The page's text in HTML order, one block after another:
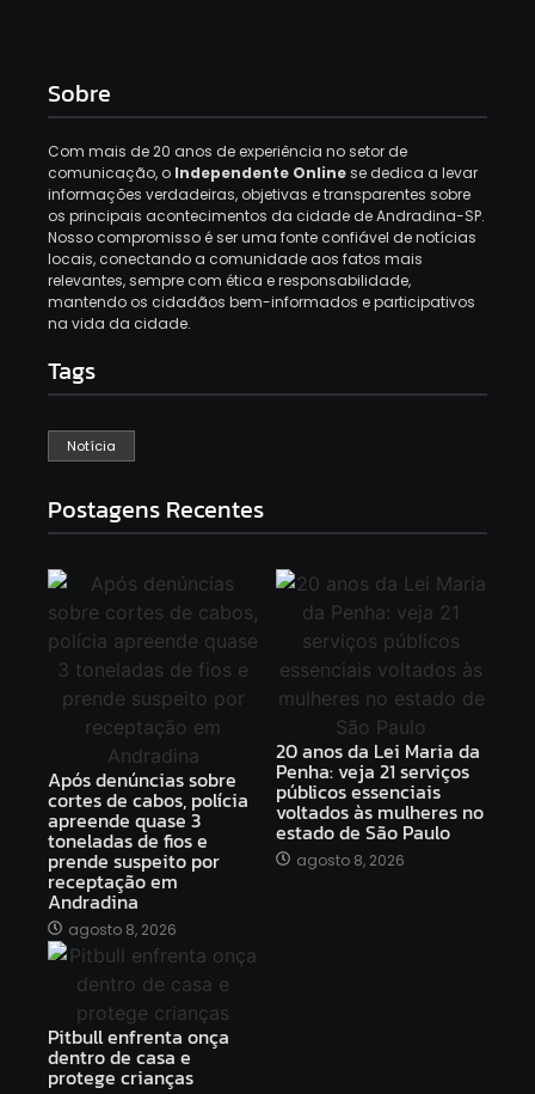
Sobre
Com mais de 20 anos de experiência no setor de
comunicação, o Independente Onlinese dedica a levar
informações verdadeiras, objetivas e transparentes sobre
os principais acontecimentos da cidade de Andradina-SP.
Nosso compromisso é ser uma fonte confiável de notícias
locais, conectando a comunidade aos fatos mais
relevantes, sempre com ética e responsabilidade,
mantendo os cidadãos bem-informados e participativos
na vida da cidade.
Tags
Notícia
Postagens Recentes
Após denúncias sobre
cortes de cabos, polícia
apreende quase 3
toneladas de fios e
prende suspeito por
receptação em
Andradina
agosto 8, 2026
20 anos da Lei Maria da
Penha: veja 21 serviços
públicos essenciais
voltados às mulheres no
estado de São Paulo
agosto 8, 2026
Pitbull enfrenta onça
dentro de casa e
protege crianças